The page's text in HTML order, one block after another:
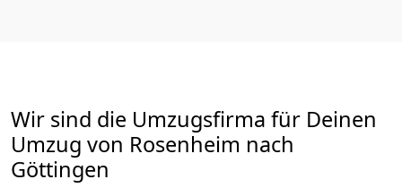
Wir sind die Umzugsfirma für Deinen
Umzug von Rosenheim nach
Göttingen